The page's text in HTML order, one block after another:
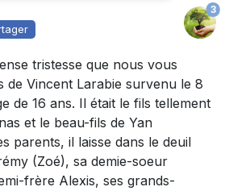
3
tristesse que nous vous
de Vincent Larabie survenu le 8
de 16 ans. Il était le fils tellement
et le beau-fils de Yan
parents, il laisse dans le deuil
(Zoé), sa demie-soeur
frère Alexis, ses grands-